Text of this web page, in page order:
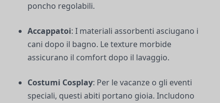
poncho regolabili.
Accappatoi: I materiali assorbenti asciugano i
cani dopo il bagno. Le texture morbide
assicurano il comfort dopo il lavaggio.
Costumi Cosplay: Per le vacanze o gli eventi
speciali, questi abiti portano gioia. Includono